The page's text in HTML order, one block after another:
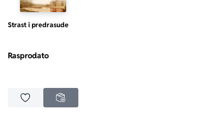
Strast i predrasude
Rasprodato
Dodaj u omiljeneNEDOSTUPNO